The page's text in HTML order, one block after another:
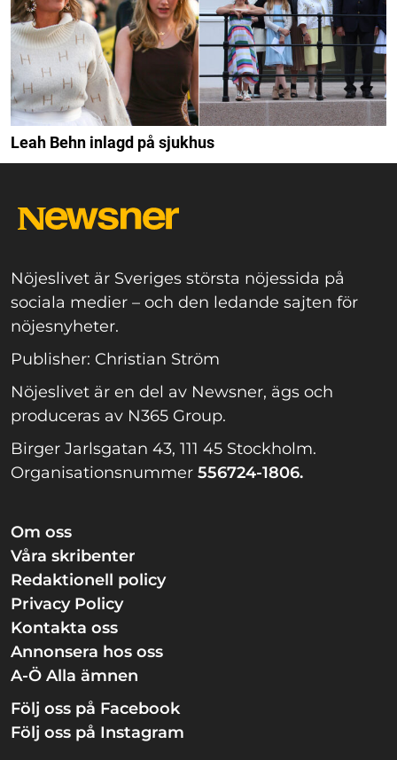
Leah Behn inlagd på sjukhus
Nöjeslivet är Sveriges största nöjessida på
sociala medier – och den ledande sajten för
nöjesnyheter.
Publisher: Christian Ström
Nöjeslivet är en del av Newsner, ägs och
produceras av N365 Group.
Birger Jarlsgatan 43, 111 45 Stockholm.
Organisationsnummer 556724-1806.
Om oss
Våra skribenter
Redaktionell policy
Privacy Policy
Kontakta oss
Annonsera hos oss
A-Ö Alla ämnen
Följ oss på Facebook
Följ oss på Instagram